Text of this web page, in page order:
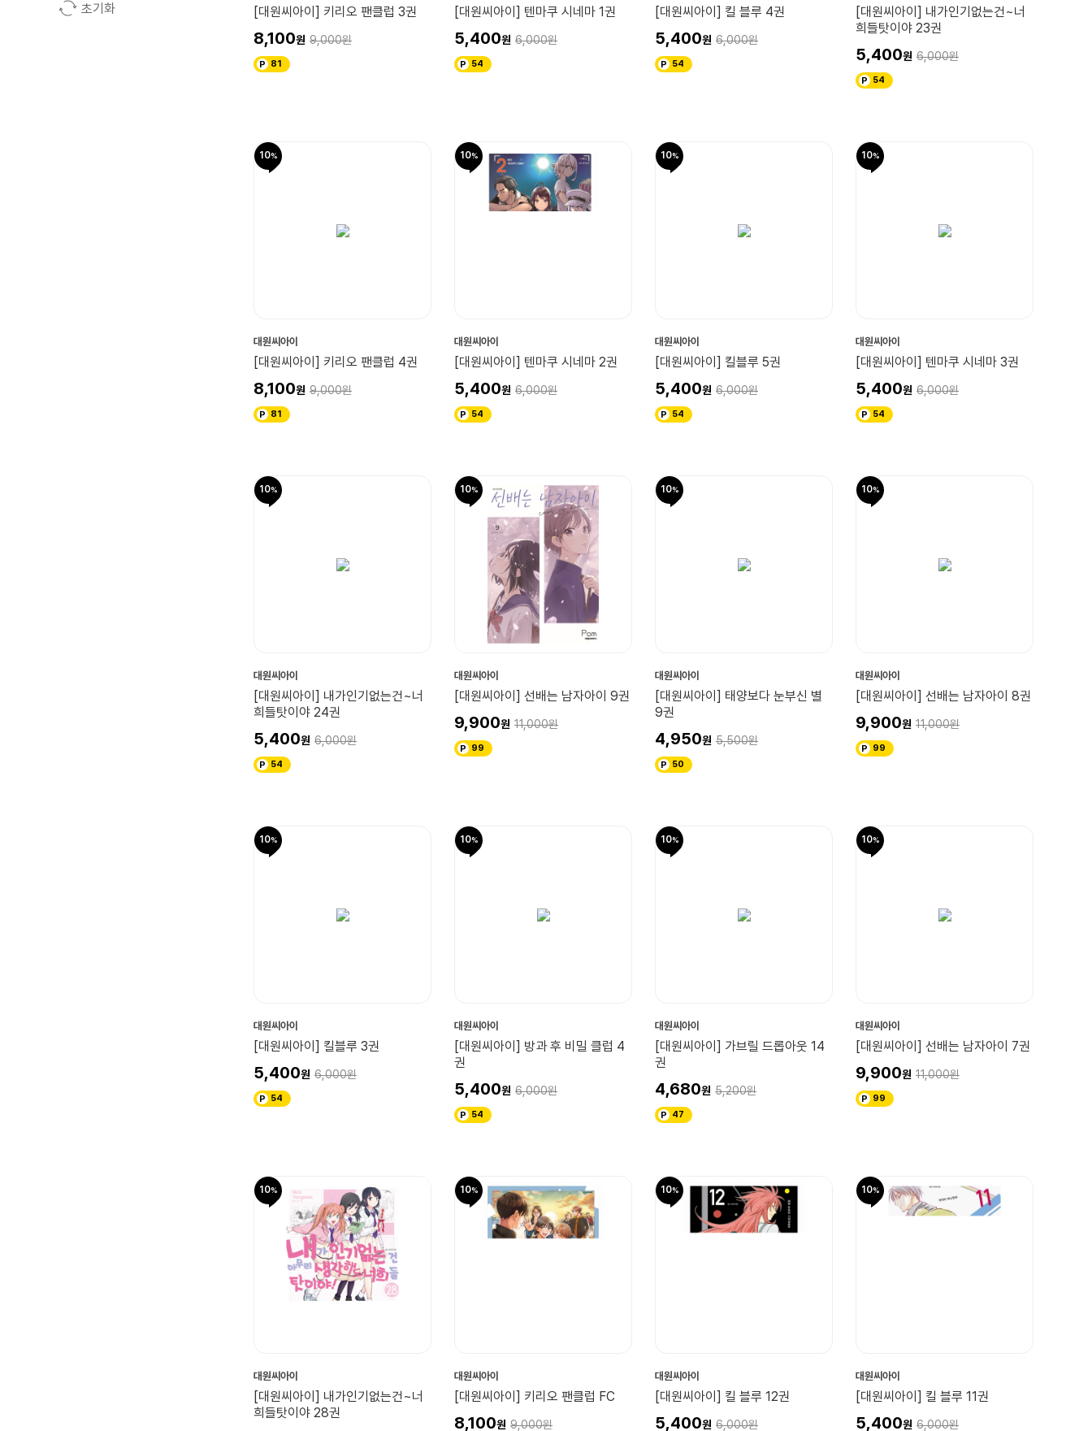
초기화 [대원씨아이] 키리오 팬클럽 3권
8,100 9,000
81
[대원씨아이] 텐마쿠 시네마 1권
5,400 6,000
54
[대원씨아이] 킬 블루 4권
5,400 6,000
54
[대원씨아이] 내가인기없는건~너
희들탓이야 23권
5,400 6,000
54
10
대원씨아이
[대원씨아이] 키리오 팬클럽 4권
8,100 9,000
81
10
대원씨아이
[대원씨아이] 텐마쿠 시네마 2권
5,400 6,000
54
10
대원씨아이
[대원씨아이] 킬블루 5권
5,400 6,000
54
10
대원씨아이
[대원씨아이] 텐마쿠 시네마 3권
5,400 6,000
54
10
대원씨아이
[대원씨아이] 내가인기없는건~너
희들탓이야 24권
5,400 6,000
54
10
대원씨아이
[대원씨아이] 선배는 남자아이 9권
9,900 11,000
99
10
대원씨아이
[대원씨아이] 태양보다 눈부신 별
9권
4,950 5,500
50
10
대원씨아이
[대원씨아이] 선배는 남자아이 8권
9,900 11,000
99
10
대원씨아이
[대원씨아이] 킬블루 3권
5,400 6,000
54
10
대원씨아이
[대원씨아이] 방과 후 비밀 클럽 4
권
5,400 6,000
54
10
대원씨아이
[대원씨아이] 가브릴 드롭아웃 14
권
4,680 5,200
47
10
대원씨아이
[대원씨아이] 선배는 남자아이 7권
9,900 11,000
99
10
대원씨아이
[대원씨아이] 내가인기없는건~너
희들탓이야 28권
10
대원씨아이
[대원씨아이] 키리오 팬클럽 FC
8,100 9,000
10
대원씨아이
[대원씨아이] 킬 블루 12권
5,400 6,000
10
대원씨아이
[대원씨아이] 킬 블루 11권
5,400 6,000